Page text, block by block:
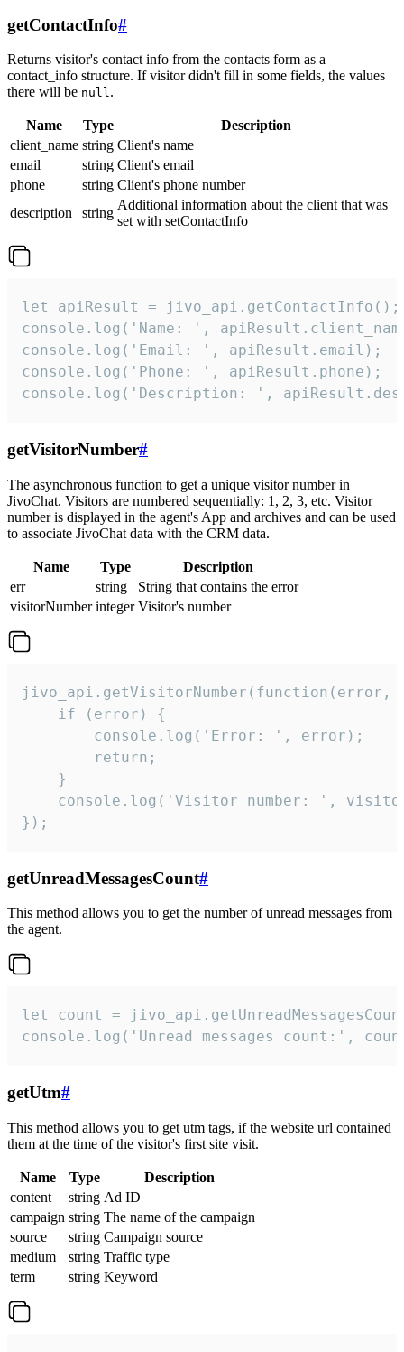
getContactInfo#
Returns visitor's contact info from the contacts form as a
contact_info structure. If visitor didn't fill in some fields, the values
there will be null.
Name Type
Description
client_name string Client's name
email
string Client's email
phone
string Client's phone number
description
string
Additional information about the client that was
set with setContactInfo
let apiResult = jivo_api.getContactInfo();
console.log('Name: ',
console.log('Email: ', apiResult.email);
console.log('Phone: ', apiResult.phone);
console.log('Description: ',
getVisitorNumber#
The asynchronous function to get a unique visitor number in
JivoChat. Visitors are numbered sequentially: 1, 2, 3, etc. Visitor
number is displayed in the agent's App and archives and can be used
to associate JivoChat data with the CRM data.
Name Type
Description
err
string
String that contains the error
visitorNumber integer Visitor's number
jivo_api.getVisitorNumber(function(error,
    if (error) {
        console.log('Error: ', error);
        return;
    }
console.log('Visitor number: ',
});
getUnreadMessagesCount#
This method allows you to get the number of unread messages from
the agent.
let count =
console.log('Unread messages count:',
getUtm#
This method allows you to get utm tags, if the website url contained
them at the time of the visitor's first site visit.
Name Type
Description
content
string Ad ID
campaign string The name of the campaign
source
string Campaign source
medium
string Traffic type
term
string Keyword